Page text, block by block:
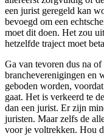
een jurist geregeld kan
bevoegd om een
moet dit doen. Het zou
hetzelfde traject moet
Ga van tevoren dus na
brancheverenigingen en
geboden worden,
gaat. Het is verkeerd te
dan een jurist. Er zijn
juristen. Maar zelfs de
voor je voltrekken. Hou